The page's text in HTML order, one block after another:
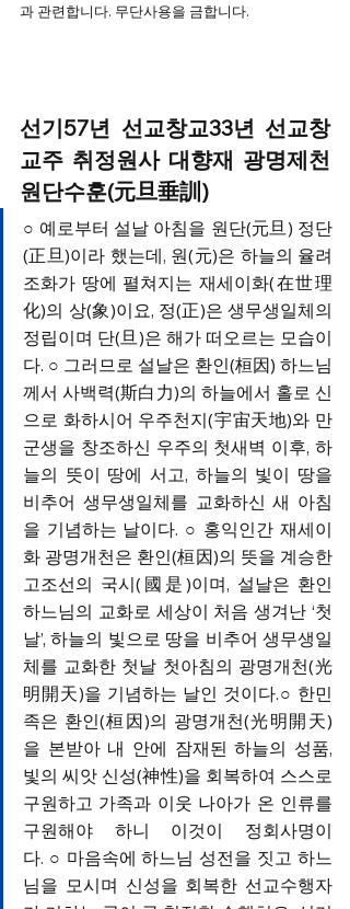
과 관련합니다. 무단사용을 금합니다.
선기57년 선교창교33년 선교창
교주 취정원사 대향재 광명제천
원단수훈(元旦垂訓) ​
○ 예로부터 설날 아침을 원단(元旦) 정단
(正旦)이라 했는데, 원(元)은 하늘의 율려
조화가 땅에 펼쳐지는 재세이화(在世理
化)의 상(象)이요, 정(正)은 생무생일체의
정립이며 단(旦)은 해가 떠오르는 모습이
다. ○ 그러므로 설날은 환인(桓因) 하느님
께서 사백력(斯白力)의 하늘에서 홀로 신
으로 화하시어 우주천지(宇宙天地)와 만
군생을 창조하신 우주의 첫새벽 이후, 하
늘의 뜻이 땅에 서고, 하늘의 빛이 땅을
비추어 생무생일체를 교화하신 새 아침
을 기념하는 날이다. ○ 홍익인간 재세이
화 광명개천은 환인(桓因)의 뜻을 계승한
고조선의 국시(國是)이며, 설날은 환인
하느님의 교화로 세상이 처음 생겨난 ‘첫
날’, 하늘의 빛으로 땅을 비추어 생무생일
체를 교화한 첫날 첫아침의 광명개천(光
明開天)을 기념하는 날인 것이다.○ 한민
족은 환인(桓因)의 광명개천(光明開天)
을 본받아 내 안에 잠재된 하늘의 성품,
빛의 씨앗 신성(神性)을 회복하여 스스로
구원하고 가족과 이웃 나아가 온 인류를
구원해야 하니 이것이 정회사명이
다. ○ 마음속에 하느님 성전을 짓고 하느
님을 모시며 신성을 회복한 선교수행자